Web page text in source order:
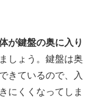
が鍵盤の奥に入り
しょう。 鍵盤は奥
きているので、
入
にくくなってしま